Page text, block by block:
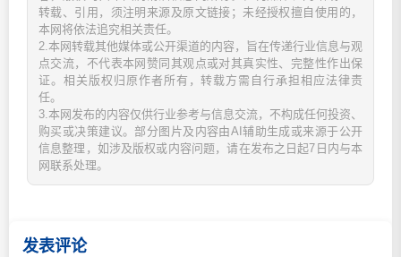
转载、引用，须注明来源及原文链接；未经授权擅自使用的，
本网将依法追究相关责任。
2.本网转载其他媒体或公开渠道的内容，旨在传递行业信息与观
点交流，不代表本网赞同其观点或对其真实性、完整性作出保
证。相关版权归原作者所有，转载方需自行承担相应法律责
任。
3.本网发布的内容仅供行业参考与信息交流，不构成任何投资、
购买或决策建议。部分图片及内容由AI辅助生成或来源于公开
信息整理，如涉及版权或内容问题，请在发布之日起7日内与本
网联系处理。
发表评论